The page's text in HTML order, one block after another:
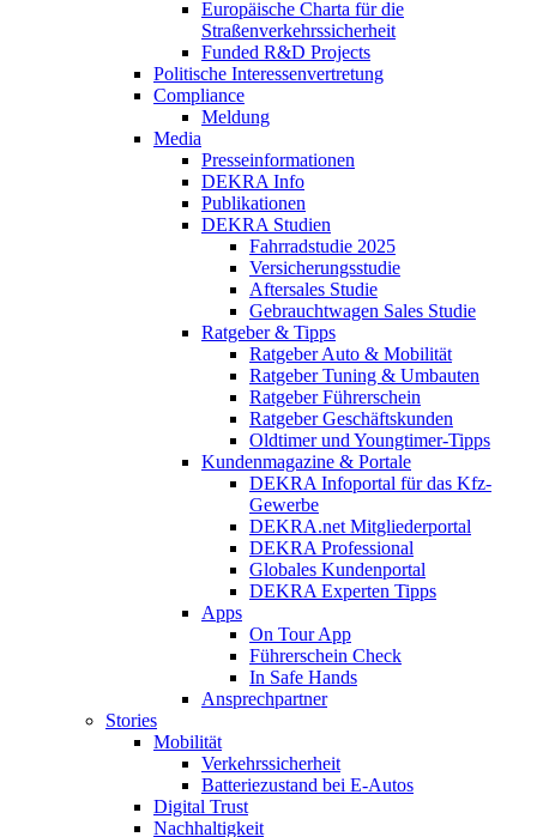
Europäische Charta für die
Straßenverkehrssicherheit
Funded R&D Projects
Politische Interessenvertretung
Compliance
Meldung
Media
Presseinformationen
DEKRA Info
Publikationen
DEKRA Studien
Fahrradstudie 2025
Versicherungsstudie
Aftersales Studie
Gebrauchtwagen Sales Studie
Ratgeber & Tipps
Ratgeber Auto & Mobilität
Ratgeber Tuning & Umbauten
Ratgeber Führerschein
Ratgeber Geschäftskunden
Oldtimer und Youngtimer-Tipps
Kundenmagazine & Portale
DEKRA Infoportal für das Kfz-
Gewerbe
DEKRA.net Mitgliederportal
DEKRA Professional
Globales Kundenportal
DEKRA Experten Tipps
Apps
On Tour App
Führerschein Check
In Safe Hands
Ansprechpartner
Stories
Mobilität
Verkehrssicherheit
Batteriezustand bei E-Autos
Digital Trust
Nachhaltigkeit